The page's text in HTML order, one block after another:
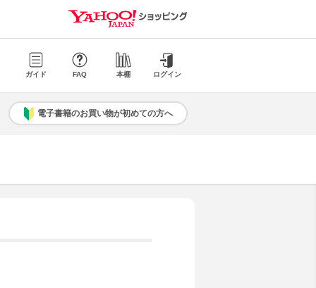
ガイド FAQ 本棚 ログイン
電子書籍のお買い物が初めての方へ